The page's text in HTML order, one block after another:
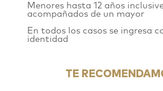
Menores hasta 12 años
acompañados de un mayor
En todos los casos se ingresa
identidad
TE